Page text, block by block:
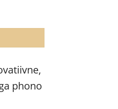
phono
kogus